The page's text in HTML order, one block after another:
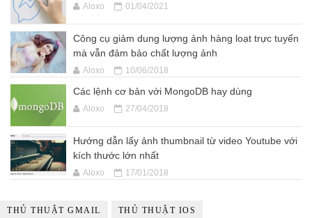
Aloxo 01/04/2021
Công cụ giảm dung lượng ảnh hàng loạt trực tuyến
mà vẫn đảm bảo chất lượng ảnh
Aloxo 10/06/2018
Các lệnh cơ bản với MongoDB hay dùng
Aloxo 27/04/2018
Hướng dẫn lấy ảnh thumbnail từ video Youtube với
kích thước lớn nhất
Aloxo 17/01/2018
THỦ THUẬT GMAIL THỦ THUẬT IOS